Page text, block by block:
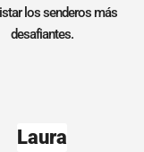
los senderos más
desafiantes.
Laura